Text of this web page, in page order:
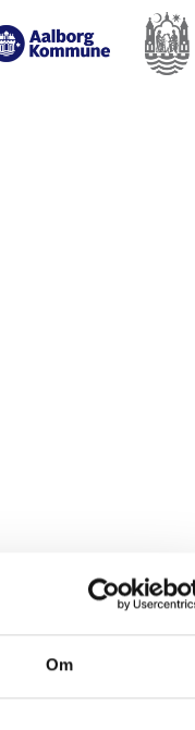
Om
Tilmeld dig
Vil du opdateres på,